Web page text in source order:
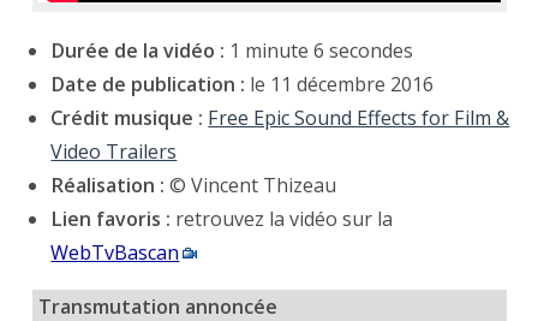
Durée de la vidéo : 1 minute 6 secondes
Date de publication : le 11 décembre 2016
Crédit musique : Free Epic Sound Effects for Film &
Video Trailers
Réalisation : © Vincent Thizeau
Lien favoris : retrouvez la vidéo sur la
WebTvBascan
Transmutation annoncée